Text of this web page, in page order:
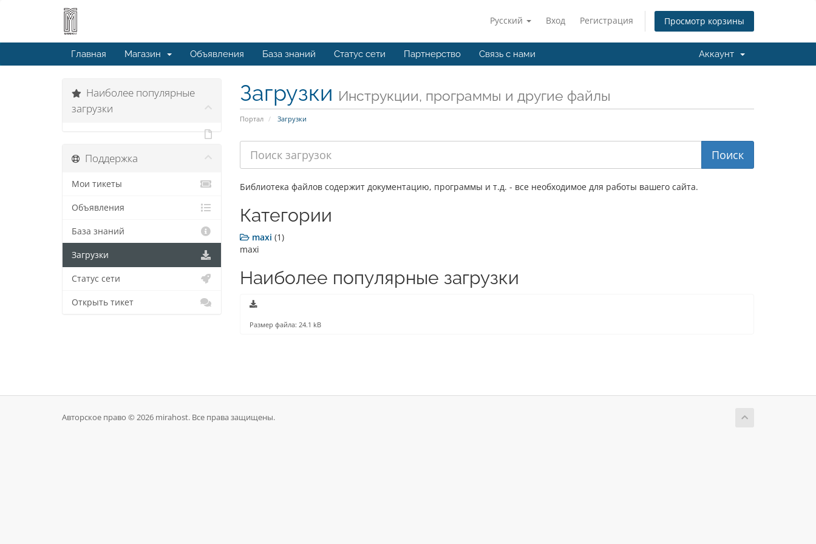
Русский Вход Регистрация Просмотр корзины
Главная Магазин Объявления База знаний Статус сети Партнерство Связь с нами Аккаунт
Загрузки Инструкции, программы и другие файлы
Портал Загрузки
Библиотека файлов содержит документацию, программы и т.д. - все необходимое для работы вашего сайта.
Категории
maxi (1)
maxi
Наиболее популярные загрузки
Размер файла: 24.1 kB
Наиболее популярные
загрузки
Поддержка
Мои тикеты
Объявления
База знаний
Загрузки
Статус сети
Открыть тикет
Авторское право © 2026 mirahost. Все права защищены.